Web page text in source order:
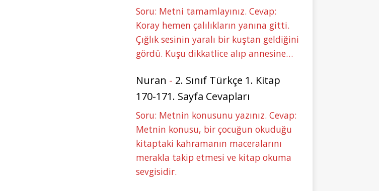
Soru: Metni tamamlayınız. Cevap:
Koray hemen çalılıkların yanına gitti.
Çığlık sesinin yaralı bir kuştan geldiğini
gördü. Kuşu dikkatlice alıp annesine…
Nuran - 2. Sınıf Türkçe 1. Kitap
170-171. Sayfa Cevapları
Soru: Metnin konusunu yazınız. Cevap:
Metnin konusu, bir çocuğun okuduğu
kitaptaki kahramanın maceralarını
merakla takip etmesi ve kitap okuma
sevgisidir.